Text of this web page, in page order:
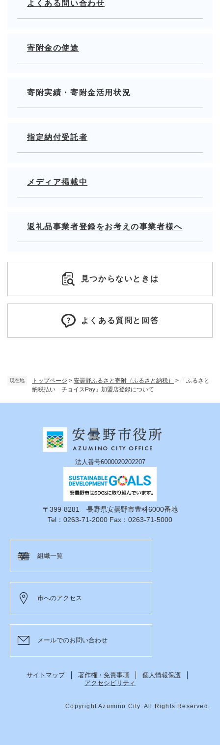
現在地 トップページ > 安曇野ふるさと寄附（ふるさと納税） >
「ふるさと
納税払い チョイスPay」加盟店登録について
よくある問い合わせ
寄附金の使途
寄附実績・寄附金活用状況
指定納付受託者
メディア掲載中
返礼品事業者登録をお考えの事業者様へ
見つからないときは
よくある質問と回答
法人番号6000020202207
〒399-8281 長野県安曇野市豊科6000番地
Tel：0263-71-2000 Fax：0263-71-5000
組織一覧
市へのアクセス
メールでのお問い合わせ
サイトマップ 著作権・免責事項
個人情報保護
アクセシビリティ
Copyright Azumino City. All Rights Reserved.